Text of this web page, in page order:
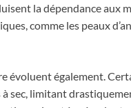
la dépendance aux
comme les peaux
évoluent également.
sec, limitant